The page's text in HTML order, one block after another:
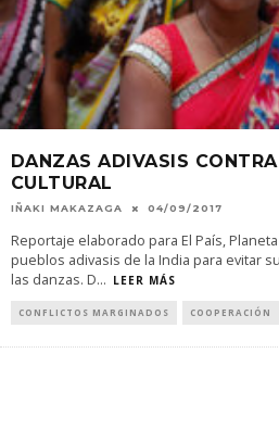
DANZAS ADIVASIS
CULTURAL
IÑAKI MAKAZAGA 04/09/2017
Reportaje elaborado para El País,
pueblos adivasis de la India para evitar
las danzas. D... LEER MÁS
CONFLICTOS MARGINADOS COOPERACIÓN